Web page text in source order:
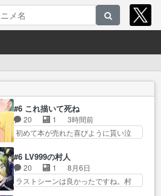
#6 これ描いて死ね
20 1
3時間前
初めて本が売れた喜びように貰い泣
ひちしきり受ける^^先…
「SEDESUのコミPo!日記」
#496… 情熱の結晶が受け入れら
れる時。望外の喜び… てっしー
#6 LV999の村人
20 1
8月6日
ラストシーンは良かったですね。村